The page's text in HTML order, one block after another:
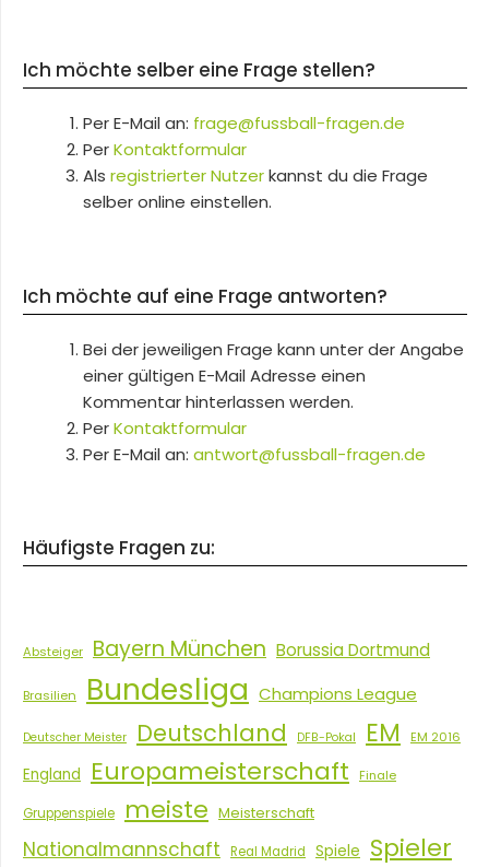
Ich möchte selber eine Frage stellen?
Per E-Mail an: frage@fussball-fragen.de
PerKontaktformular
Als registrierter Nutzerkannst du die Frage
selber online einstellen.
Ich möchte auf eine Frage antworten?
Bei der jeweiligen Frage kann unter der Angabe
einer gültigen E-Mail Adresse einen
Kommentar hinterlassen werden.
PerKontaktformular
Per E-Mail an: antwort@fussball-fragen.de
Häufigste Fragen zu:
Absteiger Bayern München Borussia Dortmund
Brasilien Bundesliga Champions League
Deutscher Meister Deutschland DFB-Pokal EM EM 2016
England Europameisterschaft Finale
Gruppenspiele meiste Meisterschaft
Nationalmannschaft Real Madrid Spiele Spieler